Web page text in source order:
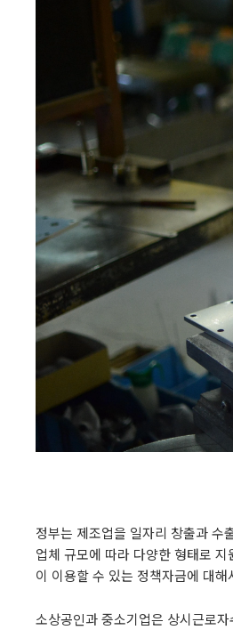
정부는 제조업을 일자리 창출과 수
업체 규모에 따라 다양한 형태로
이 이용할 수 있는 정책자금에 대해
소상공인과 중소기업은 상시근로